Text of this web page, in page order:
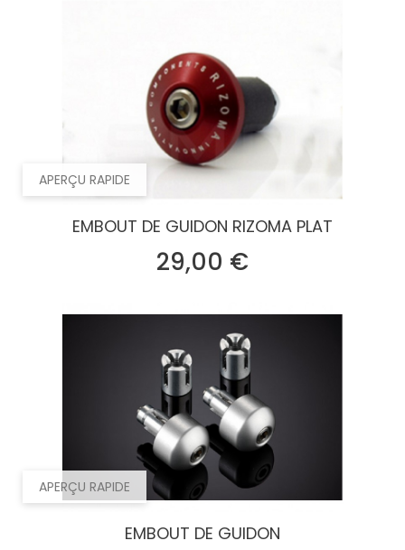
APERÇU RAPIDE
EMBOUT DE GUIDON RIZOMA PLAT
29,00 €
APERÇU RAPIDE
EMBOUT DE GUIDON